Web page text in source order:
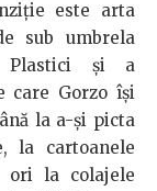
este arta
sub umbrela
Plastici şi a
care Gorzo îşi
la a-şi picta
la cartoanele
ori la colajele